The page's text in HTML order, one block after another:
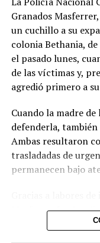
Granados
un cuchillo a su
colonia Bethania,
el pasado lunes,
de las víctimas y,
agredió primero a
Cuando la madre
defenderla,
Ambas resultaron
trasladadas de
permanecen bajo
Masferrer fue
colonia Ciudad